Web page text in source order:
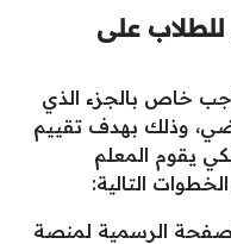
على
خاص بالجزء الذي
وذلك بهدف تقييم
يقوم المعلم
التالية:
الرسمية لمنصة